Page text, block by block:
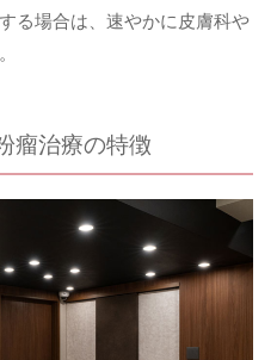
る場合は、速やかに皮膚科や
瘤治療の特徴